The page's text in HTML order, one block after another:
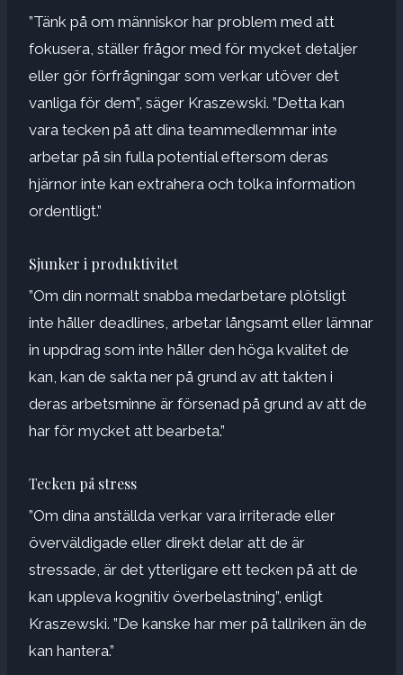
”Tänk på om människor har problem med att
fokusera, ställer frågor med för mycket detaljer
eller gör förfrågningar som verkar utöver det
vanliga för dem”, säger Kraszewski. ”Detta kan
vara tecken på att dina teammedlemmar inte
arbetar på sin fulla potential eftersom deras
hjärnor inte kan extrahera och tolka information
ordentligt.”
Sjunker i produktivitet
”Om din normalt snabba medarbetare plötsligt
inte håller deadlines, arbetar långsamt eller lämnar
in uppdrag som inte håller den höga kvalitet de
kan, kan de sakta ner på grund av att takten i
deras arbetsminne är försenad på grund av att de
har för mycket att bearbeta.”
Tecken på stress
”Om dina anställda verkar vara irriterade eller
överväldigade eller direkt delar att de är
stressade, är det ytterligare ett tecken på att de
kan uppleva kognitiv överbelastning”, enligt
Kraszewski. ”De kanske har mer på tallriken än de
kan hantera.”